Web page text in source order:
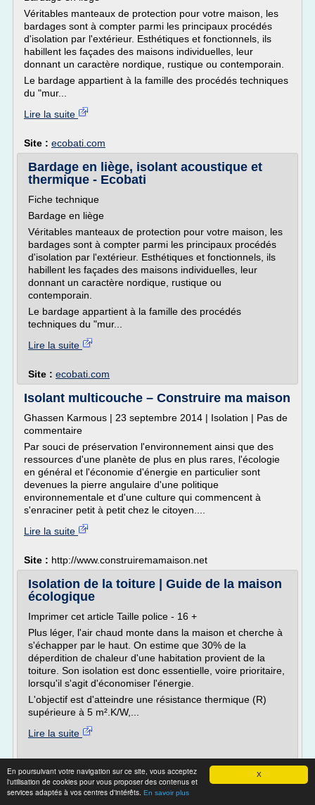
X
En poursuivant votre navigation sur ce site, vous acceptez
l'utilisation de cookies pour vous proposer des contenus et
services adaptés à vos centres d'intérêts. En savoir plus
Véritables manteaux de protection pour votre maison, les
bardages sont à compter parmi les principaux procédés
d'isolation par l'extérieur. Esthétiques et fonctionnels, ils
habillent les façades des maisons individuelles, leur
donnant un caractère nordique, rustique ou contemporain.
Le bardage appartient à la famille des procédés techniques
du "mur...
Lire la suite
Site : ecobati.com
Bardage en liège, isolant acoustique et
thermique - Ecobati
Fiche technique
Bardage en liège
Véritables manteaux de protection pour votre maison, les
bardages sont à compter parmi les principaux procédés
d'isolation par l'extérieur. Esthétiques et fonctionnels, ils
habillent les façades des maisons individuelles, leur
donnant un caractère nordique, rustique ou
contemporain.
Le bardage appartient à la famille des procédés
techniques du "mur...
Lire la suite
Site : ecobati.com
Isolant multicouche – Construire ma maison
Ghassen Karmous | 23 septembre 2014 | Isolation | Pas de
commentaire
Par souci de préservation l'environnement ainsi que des
ressources d'une planète de plus en plus rares, l'écologie
en général et l'économie d'énergie en particulier sont
devenues la pierre angulaire d'une politique
environnementale et d'une culture qui commencent à
s'enraciner petit à petit chez le citoyen....
Lire la suite
Site : http://www.construiremamaison.net
Isolation de la toiture | Guide de la maison
écologique
Imprimer cet article Taille police - 16 +
Plus léger, l'air chaud monte dans la maison et cherche à
s'échapper par le haut. On estime que 30% de la
déperdition de chaleur d'une habitation provient de la
toiture. Son isolation est donc essentielle, voire prioritaire,
lorsqu'il s'agit d'économiser l'énergie.
L'objectif est d'atteindre une résistance thermique (R)
supérieure à 5 m².K/W,...
Lire la suite
Site :http://www.guidemaisonecologique.com
Plaque de polystyrène Mur, plafond
Isolation, Cloison